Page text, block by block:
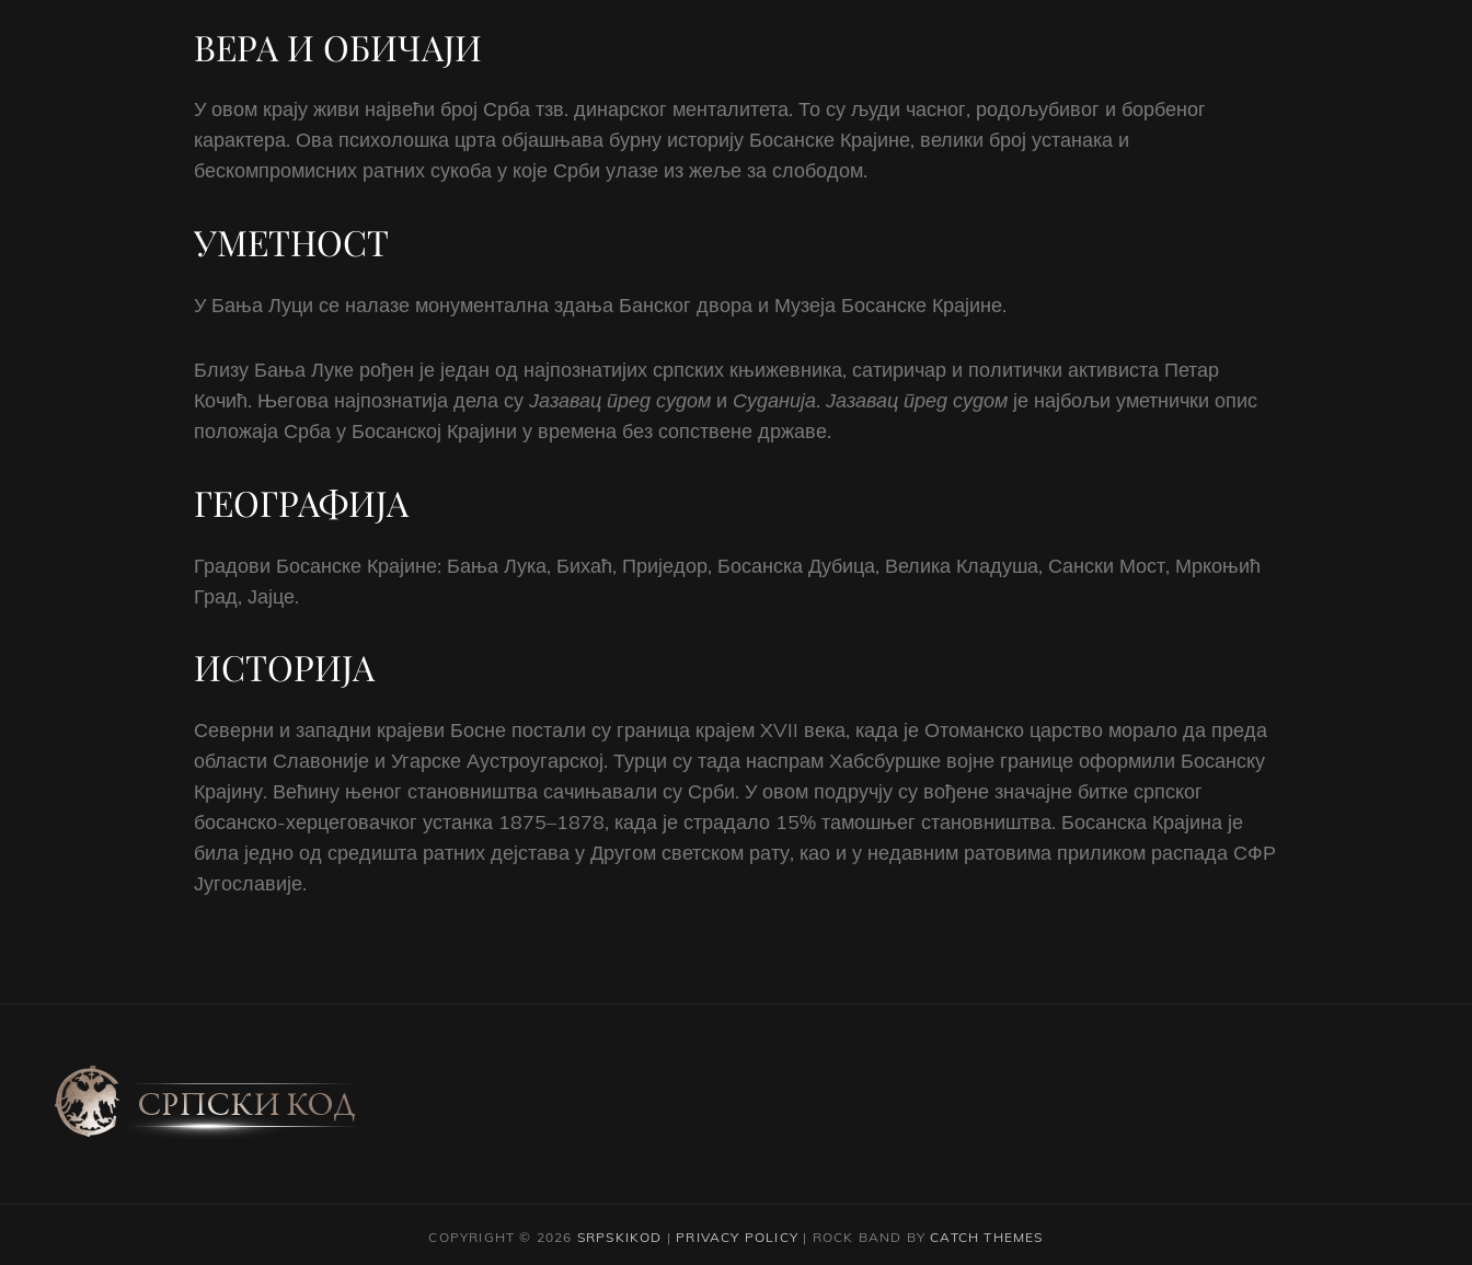
ВЕРА И ОБИЧАЈИ
У овом крају живи највећи број Срба тзв. динарског менталитета. То су људи часног, родољубивог и борбеног
карактера. Ова психолошка црта објашњава бурну историју Босанске Крајине, велики број устанака и
бескомпромисних ратних сукоба у које Срби улазе из жеље за слободом.
УМЕТНОСТ
У Бања Луци се налазе монументална здања Банског двора и Музеја Босанске Крајине.
Близу Бања Луке рођен је један од најпознатијих српских књижевника, сатиричар и политички активиста Петар
Кочић. Његова најпознатија дела су Јазавац пред судом и Суданија. Јазавац пред судом је најбољи уметнички опис
положаја Срба у Босанској Крајини у времена без сопствене државе.
ГЕОГРАФИЈА
Градови Босанске Крајине: Бања Лука, Бихаћ, Приједор, Босанска Дубица, Велика Кладуша, Сански Мост, Мркоњић
Град, Јајце.
ИСТОРИЈА
Северни и западни крајеви Босне постали су граница крајем XVII века, када је Отоманско царство морало да преда
области Славоније и Угарске Аустроугарској. Турци су тада наспрам Хабсбуршке војне границе оформили Босанску
Крајину. Већину њеног становништва сачињавали су Срби. У овом подручју су вођене значајне битке српског
босанско-херцеговачког устанка 1875–1878, када је страдало 15% тамошњег становништва. Босанска Крајина је
била једно од средишта ратних дејстава у Другом светском рату, као и у недавним ратовима приликом распада СФР
Југославије.
COPYRIGHT © 2026 SRPSKIKOD | PRIVACY POLICY | ROCK BAND BYCATCH THEMES